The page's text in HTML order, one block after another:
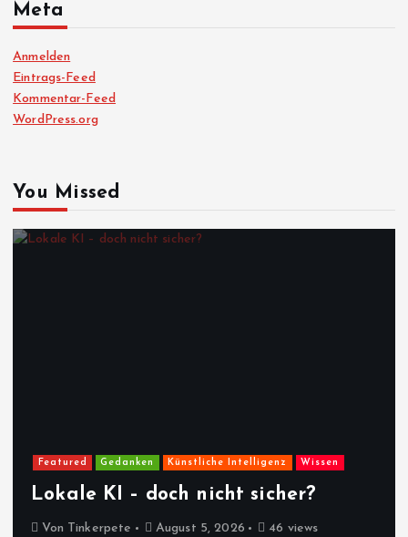
Meta
Anmelden
Eintrags-Feed
Kommentar-Feed
WordPress.org
You Missed
Featured Gedanken Künstliche Intelligenz Wissen
Lokale KI – doch nicht sicher?
Von Tinkerpete August 5, 2026 46 views